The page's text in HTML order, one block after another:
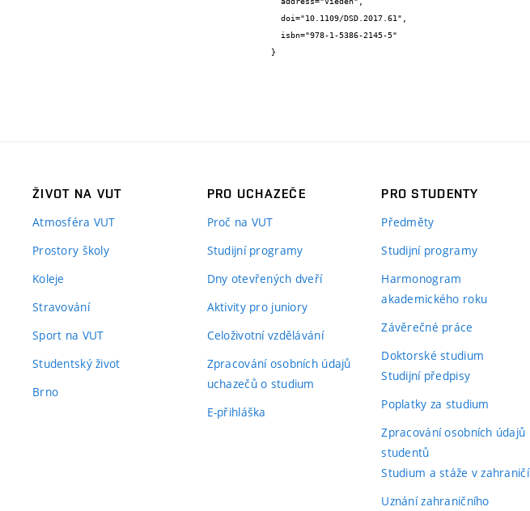
}
ŽIVOT NA VUT
Atmosféra VUT
Prostory školy
Koleje
Stravování
Sport na VUT
Studentský život
Brno
PRO UCHAZEČE
Proč na VUT
Studijní programy
Dny otevřených dveří
Aktivity pro juniory
Celoživotní vzdělávání
Zpracování osobních údajů
uchazečů o studium
E-přihláška
PRO STUDENTY
Předměty
Studijní programy
Harmonogram
akademického roku
Závěrečné práce
Doktorské studium
Studijní předpisy
Poplatky za studium
Zpracování osobních údajů
studentů
Studium a stáže v zahraničí
Uznání zahraničního